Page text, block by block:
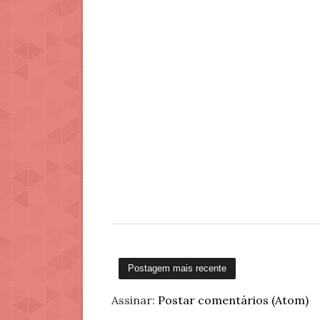
Postagem mais recente
Assinar: Postar comentários (Atom)